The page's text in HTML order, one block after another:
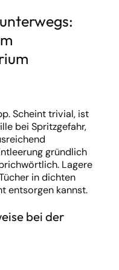
Scheint trivial, ist
bei Spritzgefahr,
gründlich
Lagere
in dichten
entsorgen kannst.
bei der